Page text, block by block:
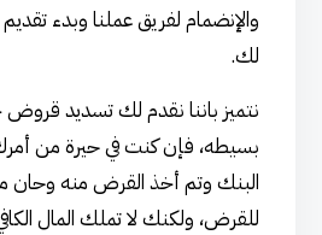
والإنضمام لفريق عملنا وبدء
لك.
نتميز باننا نقدم لك تسديد
بسيطه، فإن كنت في حيرة من
البنك وتم أخذ القرض منه
للقرض، ولكنك لا تملك المال